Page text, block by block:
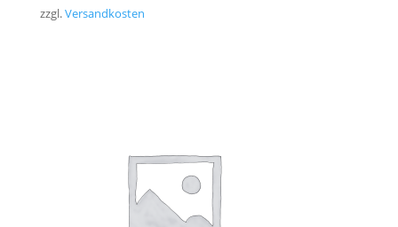
zzgl.Versandkosten